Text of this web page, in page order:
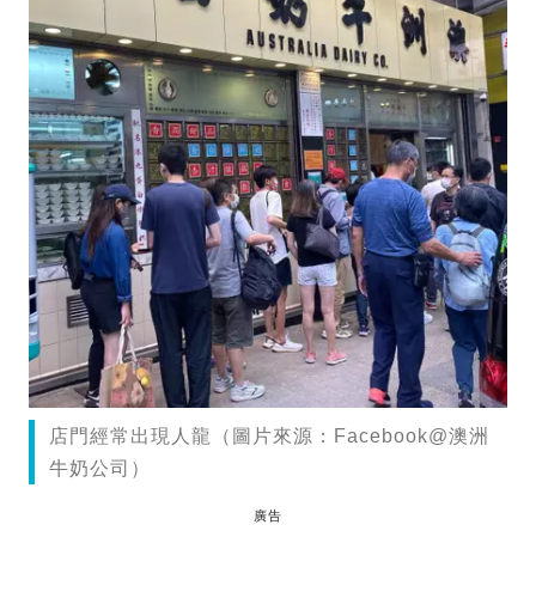
店門經常出現人龍（圖片來源：Facebook@澳洲
牛奶公司）
廣告